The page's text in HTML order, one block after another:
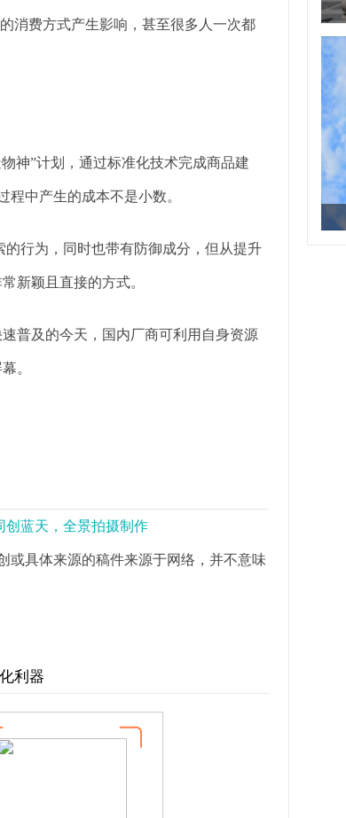
消费方式产生影响，甚至很多人一次都
神”计划，通过标准化技术完成商品建
中产生的成本不是小数。
行为，同时也带有防御成分，但从提升
新颖且直接的方式。
普及的今天，国内厂商可利用自身资源
。
创蓝天，全景拍摄制作
或具体来源的稿件来源于网络，并不意味
利器